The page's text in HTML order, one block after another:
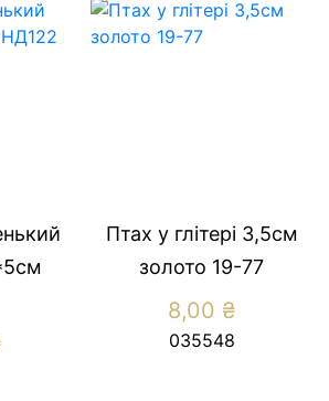
Птах у глітері 3,5см
золото 19-77
8,00 ₴
035548